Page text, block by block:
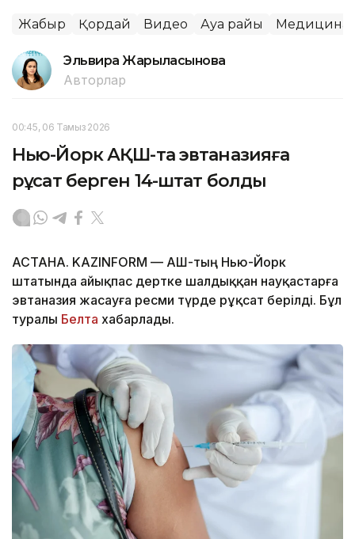
Жаңбыр Қордай Видео Ауа райы Медицина
Эльвира Жарылқасынова
Авторлар
00:45, 06 Тамыз 2026
Нью-Йорк АҚШ-та эвтаназияға
рұқсат берген 14-штат болды
АСТАНА. KAZINFORM — АҚШ-тың Нью-Йорк
штатында айықпас дертке шалдыққан науқастарға
эвтаназия жасауға ресми түрде рұқсат берілді. Бұл
туралы Белта хабарлады.